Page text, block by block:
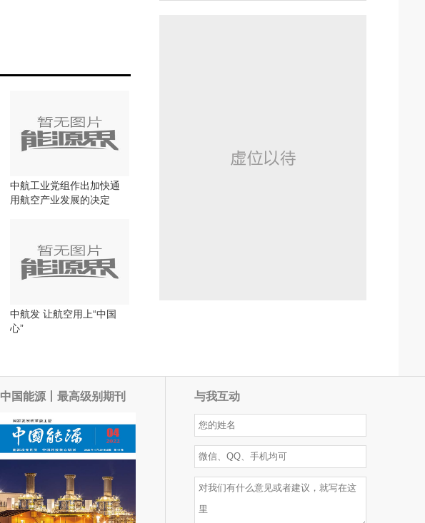
中航工业党组作出加快通
用航空产业发展的决定
中航发 让航空用上“中国
心”
中国能源丨最高级别期刊 与我互动